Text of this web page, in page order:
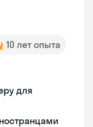
10 лет опыта
для